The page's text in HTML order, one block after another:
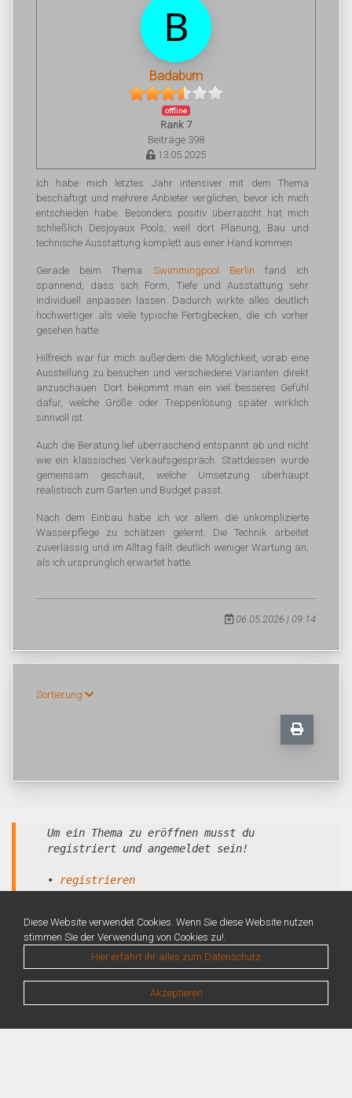
Badabum
offline
Rank 7
Beiträge 398
13.05.2025
Ich habe mich letztes Jahr intensiver mit dem Thema
beschäftigt und mehrere Anbieter verglichen, bevor ich mich
entschieden habe. Besonders positiv überrascht hat mich
schließlich Desjoyaux Pools, weil dort Planung, Bau und
technische Ausstattung komplett aus einer Hand kommen.
Gerade beim Thema Swimmingpool Berlin fand ich
spannend, dass sich Form, Tiefe und Ausstattung sehr
individuell anpassen lassen. Dadurch wirkte alles deutlich
hochwertiger als viele typische Fertigbecken, die ich vorher
gesehen hatte.
Hilfreich war für mich außerdem die Möglichkeit, vorab eine
Ausstellung zu besuchen und verschiedene Varianten direkt
anzuschauen. Dort bekommt man ein viel besseres Gefühl
dafür, welche Größe oder Treppenlösung später wirklich
sinnvoll ist.
Auch die Beratung lief überraschend entspannt ab und nicht
wie ein klassisches Verkaufsgespräch. Stattdessen wurde
gemeinsam geschaut, welche Umsetzung überhaupt
realistisch zum Garten und Budget passt.
Nach dem Einbau habe ich vor allem die unkomplizierte
Wasserpflege zu schätzen gelernt. Die Technik arbeitet
zuverlässig und im Alltag fällt deutlich weniger Wartung an,
als ich ursprünglich erwartet hatte.
06.05.2026 | 09:14
Sortierung
Um ein Thema zu eröffnen musst du
registriert und angemeldet sein!
• registrieren
Diese Website verwendet Cookies. Wenn Sie diese Website nutzen
stimmen Sie der Verwendung von Cookies zu!.
Hier erfahrt ihr alles zum Datenschutz
Akzeptieren